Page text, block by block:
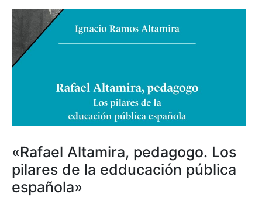
«Rafael Altamira, pedagogo. Los
pilares de la edducación pública
española»